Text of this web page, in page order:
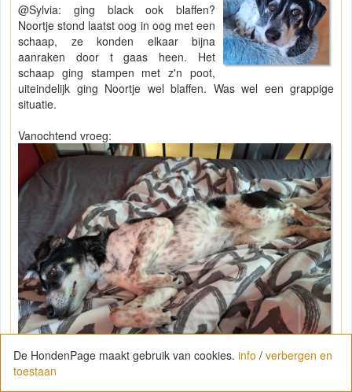
@Sylvia: ging black ook blaffen?
Noortje stond laatst oog in oog met een
schaap, ze konden elkaar bijna
aanraken door t gaas heen. Het
schaap ging stampen met z'n poot,
uiteindelijk ging Noortje wel blaffen. Was wel een grappige
situatie.
Vanochtend vroeg:
De HondenPage maakt gebruik van cookies. info / verbergen en
toestaan